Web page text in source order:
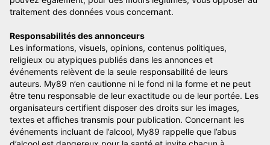
traitement des données vous concernant.
Responsabilités des annonceurs
Les informations, visuels, opinions, contenus politiques,
religieux ou atypiques publiés dans les annonces et
événements relèvent de la seule responsabilité de leurs
auteurs. My89 n’en cautionne ni le fond ni la forme et ne peut
être tenu responsable de leur exactitude ou de leur portée. Les
organisateurs certifient disposer des droits sur les images,
textes et affiches transmis pour publication. Concernant les
événements incluant de l’alcool, My89 rappelle que l’abus